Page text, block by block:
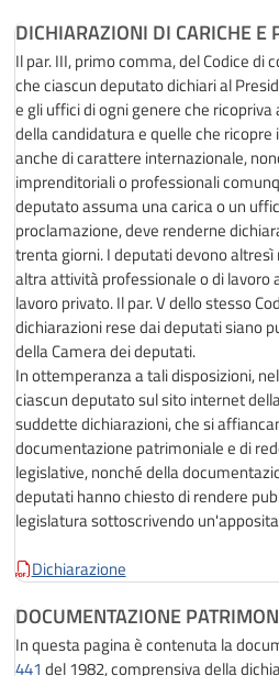
DICHIARAZIONI DI CARICHE E
Il par. III, primo comma, del Codice di
che ciascun deputato dichiari al
e gli uffici di ogni genere che
della candidatura e quelle che ricopre
anche di carattere internazionale,
imprenditoriali o professionali
deputato assuma una carica o un
proclamazione, deve renderne
trenta giorni. I deputati devono
altra attività professionale o di lavoro
lavoro privato. Il par. V dello stesso
dichiarazioni rese dai deputati siano
della Camera dei deputati.
In ottemperanza a tali disposizioni,
ciascun deputato sul sito internet
suddette dichiarazioni, che si
documentazione patrimoniale e di
legislative, nonché della
deputati hanno chiesto di rendere
legislatura sottoscrivendo
Dichiarazione
DOCUMENTAZIONE
In questa pagina è contenuta la
441 del 1982, comprensiva della